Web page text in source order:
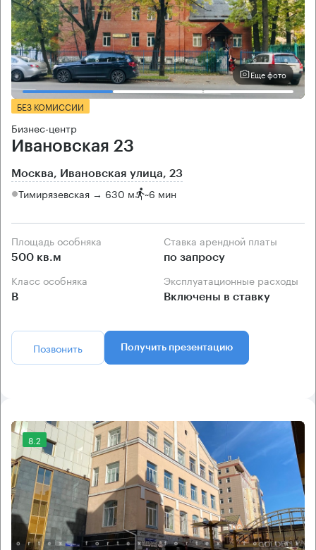
Еще фото
БЕЗ КОМИССИИ
Бизнес-центр
Ивановская 23
Москва, Ивановская улица, 23
Тимирязевская → 630 м ~6 мин
Площадь особняка
500 кв.м
Ставка арендной платы
по запросу
Класс особняка
B
Эксплуатационные расходы
Включены в ставку
Позвонить Получить презентацию
8.2